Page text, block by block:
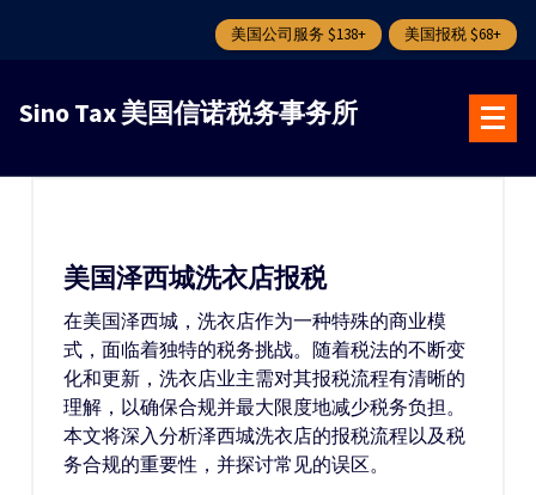
美国公司服务 $138+ 美国报税 $68+
Sino Tax 美国信诺税务事务所
美国泽西城洗衣店报税
在美国泽西城，洗衣店作为一种特殊的商业模
式，面临着独特的税务挑战。随着税法的不断变
化和更新，洗衣店业主需对其报税流程有清晰的
理解，以确保合规并最大限度地减少税务负担。
本文将深入分析泽西城洗衣店的报税流程以及税
务合规的重要性，并探讨常见的误区。